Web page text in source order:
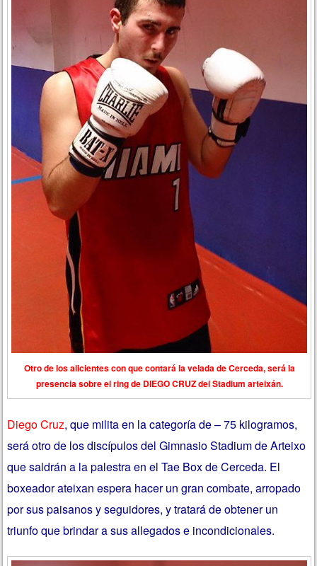
Otro de los alicientes con que contará la velada de Cerceda, será la
presencia sobre el ring de DIEGO CRUZ del Stadium arteixán.
Diego Cruz, que milita en la categoría de – 75 kilogramos,
será otro de los discípulos del Gimnasio Stadium de Arteixo
que saldrán a la palestra en el Tae Box de Cerceda. El
boxeador ateixan espera hacer un gran combate, arropado
por sus paisanos y seguidores, y tratará de obtener un
triunfo que brindar a sus allegados e incondicionales.